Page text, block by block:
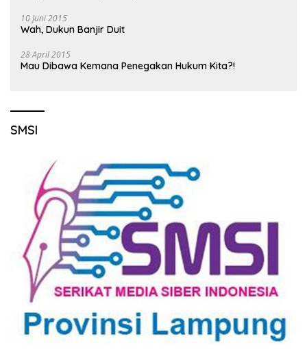
10 Juni 2015
Wah, Dukun Banjir Duit
28 April 2015
Mau Dibawa Kemana Penegakan Hukum Kita?!
SMSI